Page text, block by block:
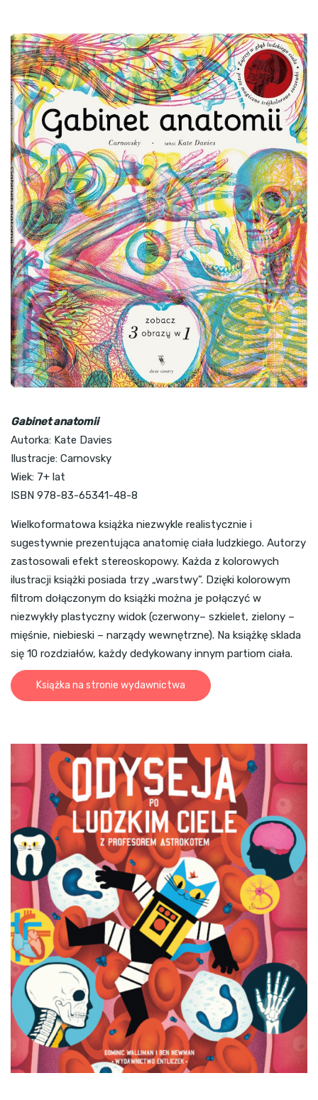
Gabinet anatomii
Autorka: Kate Davies
Ilustracje: Carnovsky
Wiek: 7+ lat
ISBN 978-83-65341-48-8
Wielkoformatowa książka niezwykle realistycznie i
sugestywnie prezentująca anatomię ciała ludzkiego. Autorzy
zastosowali efekt stereoskopowy. Każda z kolorowych
ilustracji książki posiada trzy „warstwy”. Dzięki kolorowym
filtrom dołączonym do książki można je połączyć w
niezwykły plastyczny widok (czerwony– szkielet, zielony –
mięśnie, niebieski – narządy wewnętrzne). Na książkę sklada
się 10 rozdziałów, każdy dedykowany innym partiom ciała.
Książka na stronie wydawnictwa